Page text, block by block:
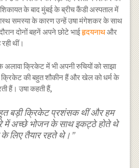
के बाद मुंबई के ब्रीच कैंडी अस्पताल में
समस्या के कारण उन्हें उषा मंगेशकर के साथ
दोनों बहनें अपने छोटे भाईहृदयनाथऔर
थीं।
अलावा क्रिकेट में भी अपनी रुचियों को साझा
की बहुत शौकीन हैं और खेल को धर्म के
हैं। उषा कहती हैं,
बड़ी क्रिकेट प्रशंसक थीं और हम
में अच्छे भोजन के साथ इकट्ठे होते थे
तैयार रहते थे।”